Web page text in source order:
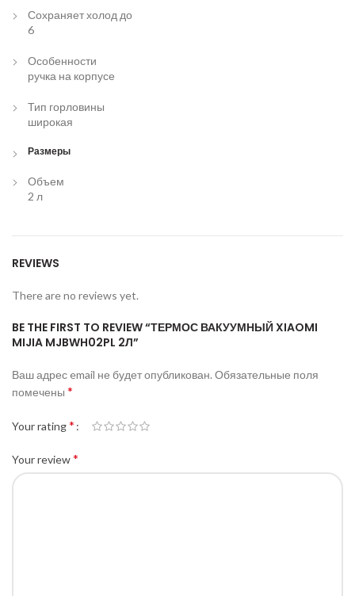
Сохраняет холод до
6
Особенности
ручка на корпусе
Тип горловины
широкая
Размеры
Объем
2 л
REVIEWS
There are no reviews yet.
BE THE FIRST TO REVIEW “ТЕРМОС ВАКУУМНЫЙ XIAOMI
MIJIA MJBWH02PL 2Л”
Ваш адрес email не будет опубликован. Обязательные поля
помечены *
Your rating*
Your review*